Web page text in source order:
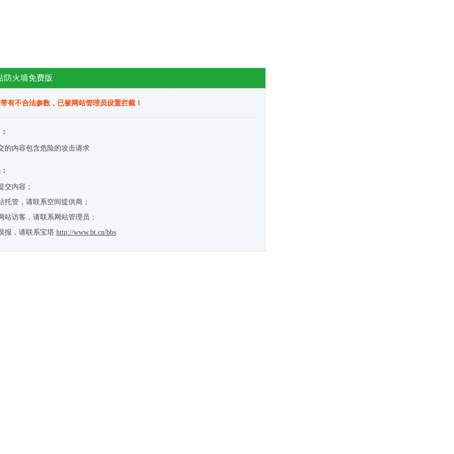
防火墙免费版
有不合法参数，已被网站管理员设置拦截！
的内容包含危险的攻击请求
交内容；
托管，请联系空间提供商；
站访客，请联系网站管理员；
报，请联系宝塔 http://www.bt.cn/bbs